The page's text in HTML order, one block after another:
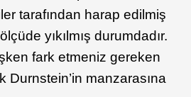
tarafından harap edilmiş
yıkılmış durumdadır.
fark etmeniz gereken
Durnstein’in manzarasına